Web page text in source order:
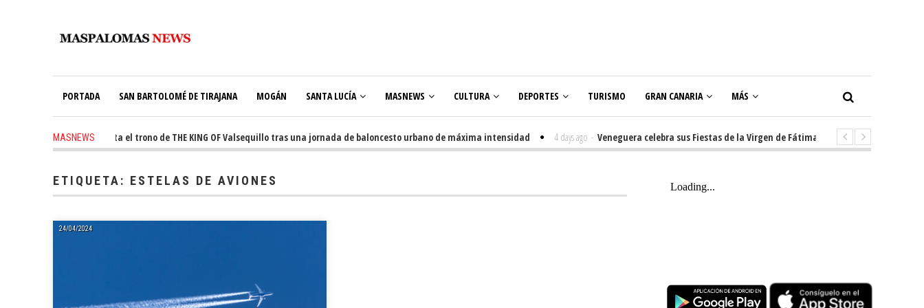
PORTADA SAN BARTOLOMÉ DE TIRAJANA MOGÁN SANTA LUCÍA MASNEWS CULTURA DEPORTES TURISMO GRAN CANARIA MÁS
MASNEWS
Ale Martín conquista el trono de THE KING OF Valsequillo tras una jornada de baloncesto urbano de máxima intensidad 4 days ago - Veneguera celebra sus Fiestas de la Virgen de Fátima con diez días de tradición,
ETIQUETA: ESTELAS DE AVIONES
24/04/2024